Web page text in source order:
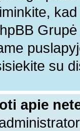
su
apie